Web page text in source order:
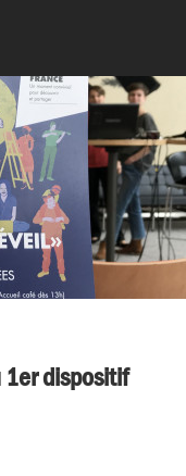
1er dispositif